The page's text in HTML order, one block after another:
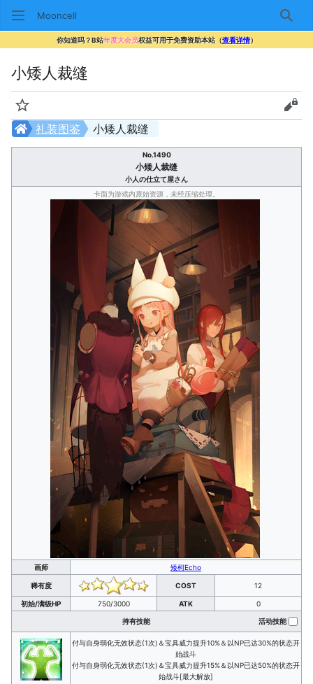
Mooncell 搜索
你知道吗？B站年度大会员权益可用于免费资助本站（查看详情）
小矮人裁缝
监视 查看
小矮人裁缝
礼装图鉴
No.1490
小矮人裁缝
小人の仕立て屋さん
卡面为游戏内原始资源，未经压缩处理。
画师 矮柯Echo
稀有度 COST 12
初始/满级HP 750/3000 ATK 0
持有技能 活动技能
付与自身弱化无效状态(1次)＆宝具威力提升10%＆以NP已达30%的状态开
始战斗
付与自身弱化无效状态(1次)＆宝具威力提升15%＆以NP已达50%的状态开
始战斗[最大解放]